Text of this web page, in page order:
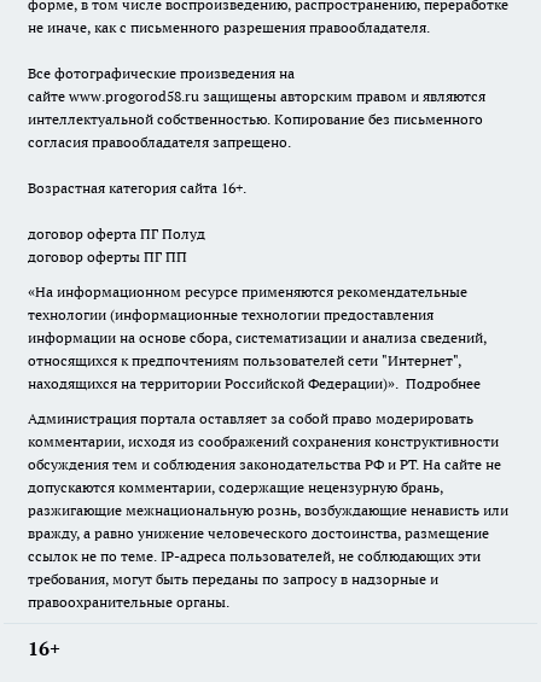
форме, в том числе воспроизведению, распространению, переработке
не иначе, как с письменного разрешения правообладателя.
Все фотографические произведения на
сайте www.progorod58.ru защищены авторским правом и являются
интеллектуальной собственностью. Копирование без письменного
согласия правообладателя запрещено.
Возрастная категория сайта 16+.
договор оферта ПГ Полуд
договор оферты ПГ ПП
«На информационном ресурсе применяются рекомендательные
технологии (информационные технологии предоставления
информации на основе сбора, систематизации и анализа сведений,
относящихся к предпочтениям пользователей сети "Интернет",
находящихся на территории Российской Федерации)». Подробнее
Администрация портала оставляет за собой право модерировать
комментарии, исходя из соображений сохранения конструктивности
обсуждения тем и соблюдения законодательства РФ и РТ. На сайте не
допускаются комментарии, содержащие нецензурную брань,
разжигающие межнациональную рознь, возбуждающие ненависть или
вражду, а равно унижение человеческого достоинства, размещение
ссылок не по теме. IP-адреса пользователей, не соблюдающих эти
требования, могут быть переданы по запросу в надзорные и
правоохранительные органы.
16+